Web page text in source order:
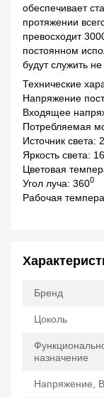
обеспечивает
протяжении
превосходит
постоянном
будут служить
Технические
Напряжение
Входящее
Потребляемая
Источник света:
Яркость света:
Цветовая
Угол луча: 3600
Рабочая
Бренд
Цоколь
назначение
Напряжение,